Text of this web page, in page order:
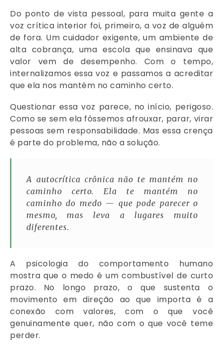
Do ponto de vista pessoal, para muita gente a
voz crítica interior foi, primeiro, a voz de alguém
de fora. Um cuidador exigente, um ambiente de
alta cobrança, uma escola que ensinava que
valor vem de desempenho. Com o tempo,
internalizamos essa voz e passamos a acreditar
que ela nos mantém no caminho certo.
Questionar essa voz parece, no início, perigoso.
Como se sem ela fôssemos afrouxar, parar, virar
pessoas sem responsabilidade. Mas essa crença
é parte do problema, não a solução.
A autocrítica crônica não te mantém no
caminho certo. Ela te mantém no
caminho do medo — que pode parecer o
mesmo, mas leva a lugares muito
diferentes.
A psicologia do comportamento humano
mostra que o medo é um combustível de curto
prazo. No longo prazo, o que sustenta o
movimento em direção ao que importa é a
conexão com valores, com o que você
genuinamente quer, não com o que você teme
perder.